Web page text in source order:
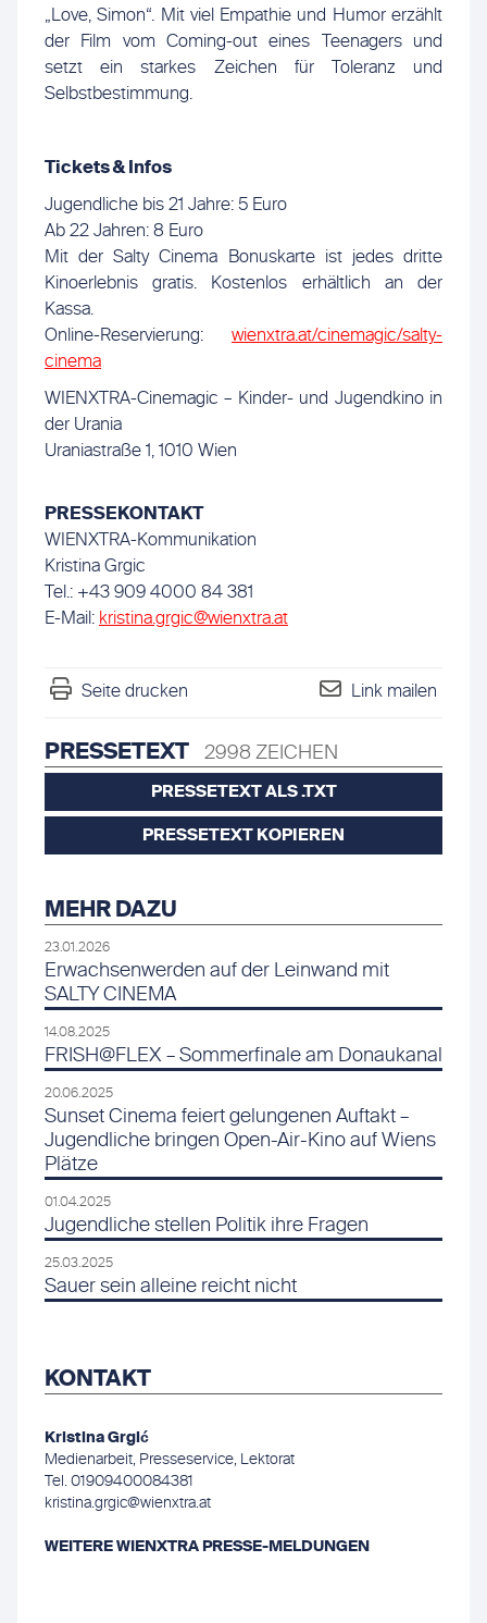
„Love, Simon“. Mit viel Empathie und Humor erzählt
der Film vom Coming-out eines Teenagers und
setzt ein starkes Zeichen für Toleranz und
Selbstbestimmung.
Tickets & Infos
Jugendliche bis 21 Jahre: 5 Euro
Ab 22 Jahren: 8 Euro
Mit der Salty Cinema Bonuskarte ist jedes dritte
Kinoerlebnis gratis. Kostenlos erhältlich an der
Kassa.
Online-Reservierung: wienxtra.at/cinemagic/salty-
cinema
WIENXTRA-Cinemagic – Kinder- und Jugendkino in
der Urania
Uraniastraße 1, 1010 Wien
PRESSEKONTAKT
WIENXTRA-Kommunikation
Kristina Grgic
Tel.: +43 909 4000 84 381
E-Mail: kristina.grgic@wienxtra.at
Seite drucken Link mailen
PRESSETEXT 2998 ZEICHEN
PRESSETEXT ALS .TXT
PRESSETEXT KOPIEREN
MEHR DAZU
23.01.2026
Erwachsenwerden auf der Leinwand mit
SALTY CINEMA
14.08.2025
FRISH@FLEX – Sommerfinale am Donaukanal
20.06.2025
Sunset Cinema feiert gelungenen Auftakt –
Jugendliche bringen Open-Air-Kino auf Wiens
Plätze
01.04.2025
Jugendliche stellen Politik ihre Fragen
25.03.2025
Sauer sein alleine reicht nicht
KONTAKT
Kristina Grgić
Medienarbeit, Presseservice, Lektorat
Tel. 01909400084381
kristina.grgic@wienxtra.at
WEITERE WIENXTRA PRESSE-MELDUNGEN